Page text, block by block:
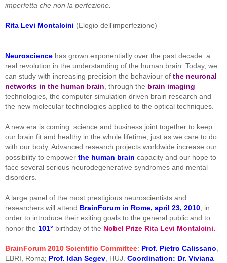
imperfetta che non la perfezione.
Rita Levi Montalcini (Elogio dell'imperfezione)
Neuroscience has grown exponentially over the past decade: a
real revolution in the understanding of the human brain. Today, we
can study with increasing precision the behaviour of the neuronal
networks in the human brain , through the brain imaging
technologies, the computer simulation driven brain research and
the new molecular technologies applied to the optical techniques.
A new era is coming: science and business joint together to keep
our brain fit and healthy in the whole lifetime, just as we care to do
with our body. Advanced research projects worldwide increase our
possibility to empower the human brain capacity and our hope to
face several serious neurodegenerative syndromes and mental
disorders.
A large panel of the most prestigious neuroscientists and
researchers will attend BrainForum in Rome, april 23, 2010 , in
order to introduce their exiting goals to the general public and to
honor the 101° birthday of the Nobel Prize Rita Levi Montalcini.
BrainForum 2010 Scientific Committee: Prof. Pietro Calissano
EBRI, Roma; Prof. Idan Segev , HUJ. Coordination: Dr. Viviana